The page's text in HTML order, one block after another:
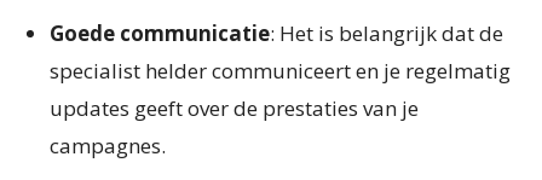
Goede communicatie: Het is belangrijk dat de
specialist helder communiceert en je regelmatig
updates geeft over de prestaties van je
campagnes.